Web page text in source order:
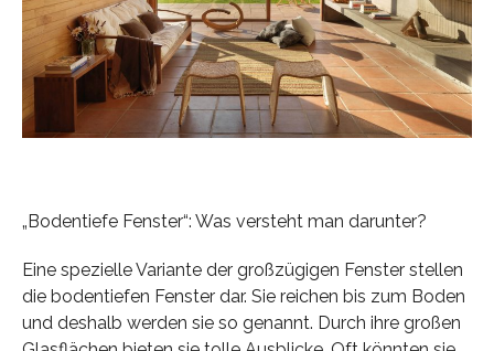
„Bodentiefe Fenster“: Was versteht man darunter?
Eine spezielle Variante der großzügigen Fenster stellen
die bodentiefen Fenster dar. Sie reichen bis zum Boden
und deshalb werden sie so genannt. Durch ihre großen